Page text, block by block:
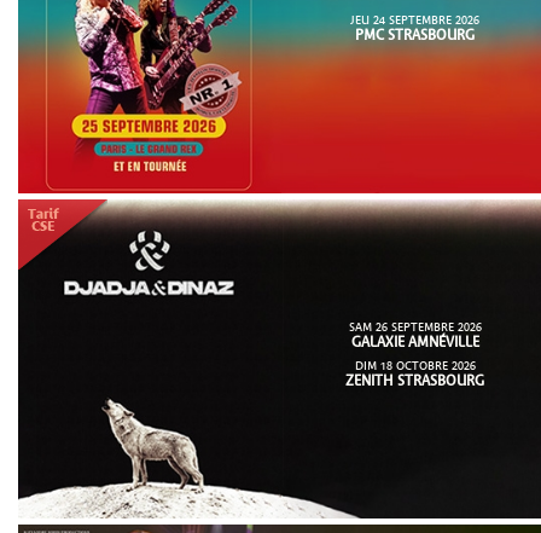
JEU 24 SEPTEMBRE 2026
PMC STRASBOURG
SAM 26 SEPTEMBRE 2026
GALAXIE AMNÉVILLE
DIM 18 OCTOBRE 2026
ZENITH STRASBOURG